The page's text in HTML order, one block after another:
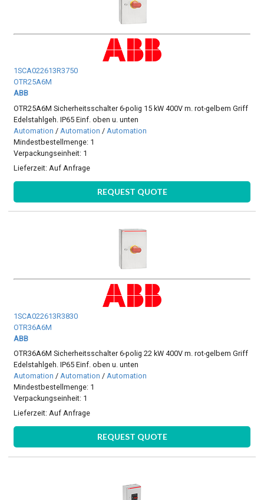
1SCA022613R3750
OTR25A6M
ABB
OTR25A6M Sicherheitsschalter 6-polig 15 kW 400V m. rot-gelbem Griff
Edelstahlgeh. IP65 Einf. oben u. unten
Automation / Automation / Automation
Mindestbestellmenge: 1
Verpackungseinheit: 1
Lieferzeit: Auf Anfrage
REQUEST QUOTE
1SCA022613R3830
OTR36A6M
ABB
OTR36A6M Sicherheitsschalter 6-polig 22 kW 400V m. rot-gelbem Griff
Edelstahlgeh. IP65 Einf. oben u. unten
Automation /Automation /Automation
Mindestbestellmenge: 1
Verpackungseinheit: 1
Lieferzeit:Auf Anfrage
REQUEST QUOTE